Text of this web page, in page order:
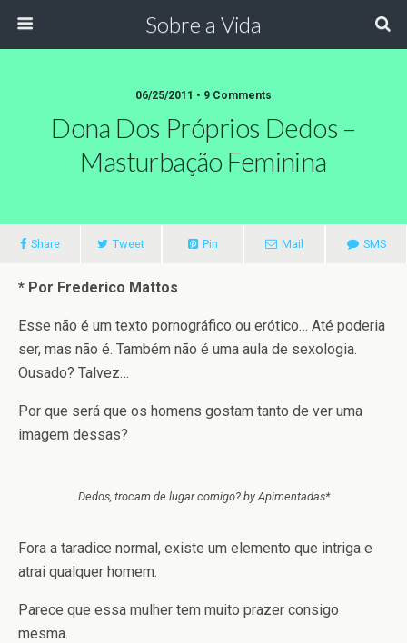
Sobre a Vida
06/25/2011 • 9 Comments
Dona Dos Próprios Dedos –
Masturbação Feminina
Share Tweet Pin Mail SMS
* Por Frederico Mattos
Esse não é um texto pornográfico ou erótico… Até poderia
ser, mas não é. Também não é uma aula de sexologia.
Ousado? Talvez…
Por que será que os homens gostam tanto de ver uma
imagem dessas?
Dedos, trocam de lugar comigo? by Apimentadas*
Fora a taradice normal, existe um elemento que intriga e
atrai qualquer homem.
Parece que essa mulher tem muito prazer consigo
mesma.